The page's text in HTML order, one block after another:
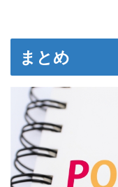
まとめ